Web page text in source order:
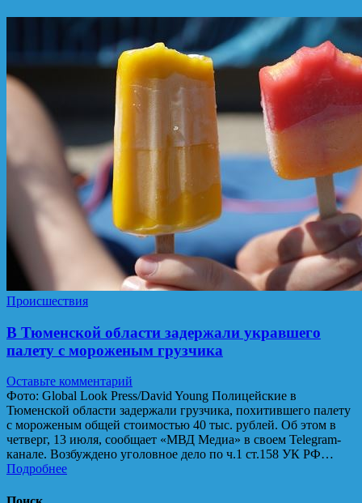
Происшествия
В Тюменской области задержали укравшего
палету с мороженым грузчика
Оставьте комментарий
Фото: Global Look Press/David Young Полицейские в
Тюменской области задержали грузчика, похитившего палету
с мороженым общей стоимостью 40 тыс. рублей. Об этом в
четверг, 13 июля, сообщает «МВД Медиа» в своем Telegram-
канале. Возбуждено уголовное дело по ч.1 ст.158 УК РФ…
Подробнее